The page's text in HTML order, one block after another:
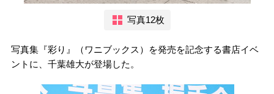
写真12枚
写真集『彩り』（ワニブックス）を発売を記念する書店イベ
ントに、千葉雄大が登場した。